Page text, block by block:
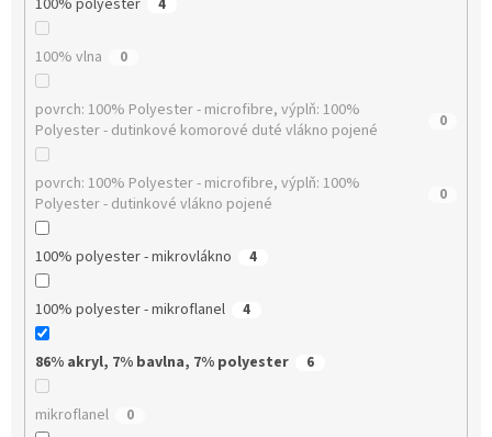
100% polyester 4
100% vlna 0
povrch: 100% Polyester - microfibre, výplň: 100%
Polyester - dutinkové komorové duté vlákno pojené
0
povrch: 100% Polyester - microfibre, výplň: 100%
Polyester - dutinkové vlákno pojené
0
100% polyester - mikrovlákno 4
100% polyester - mikroflanel 4
86% akryl, 7% bavlna, 7% polyester 6
mikroflanel 0